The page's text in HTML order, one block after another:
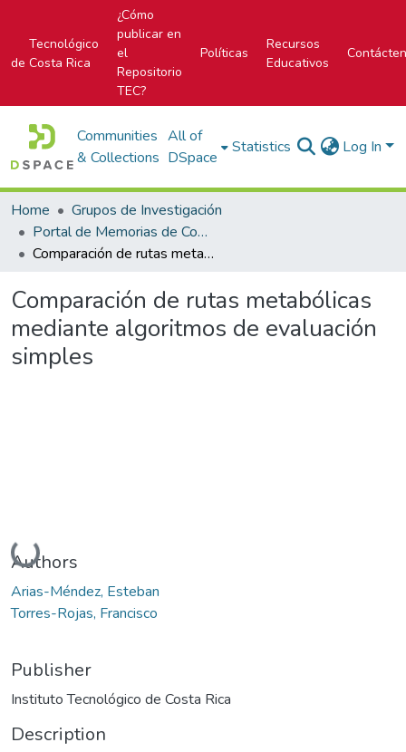
Tecnológico
de Costa Rica
¿Cómo
publicar en
el
Repositorio
TEC?
Políticas
Recursos
Educativos
Communities
& Collections
All of
DSpace
Statistics Log In
Home
Grupos de Investigación
Portal de Memorias de Congresos
Comparación de rutas metabólicas mediante algoritmos de evaluación simples
Comparación de rutas metabólicas
mediante algoritmos de evaluación
simples
Loading...
Authors
Arias-Méndez, Esteban
Torres-Rojas, Francisco
Publisher
Instituto Tecnológico de Costa Rica
Description